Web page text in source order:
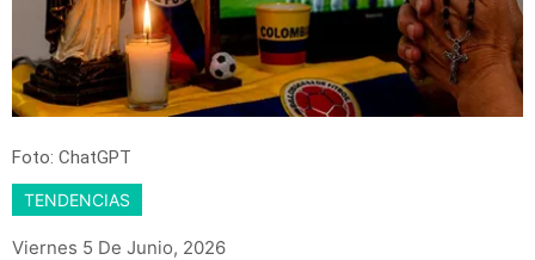
Foto: ChatGPT
TENDENCIAS
Viernes 5 De Junio, 2026